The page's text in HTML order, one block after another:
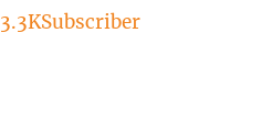
3.3KSubscriber